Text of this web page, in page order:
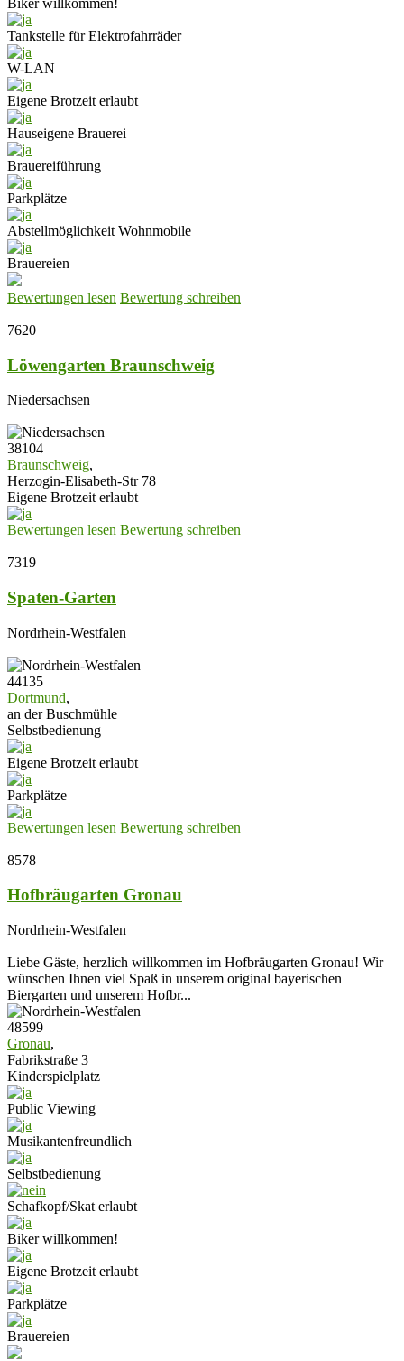
Tankstelle für Elektrofahrräder
W-LAN
Eigene Brotzeit erlaubt
Hauseigene Brauerei
Brauereiführung
Parkplätze
Abstellmöglichkeit Wohnmobile
Brauereien
Bewertungen lesen Bewertung schreiben
7620
Löwengarten Braunschweig
Niedersachsen
38104
Braunschweig,
Herzogin-Elisabeth-Str 78
Eigene Brotzeit erlaubt
Bewertungen lesen Bewertung schreiben
7319
Spaten-Garten
Nordrhein-Westfalen
44135
Dortmund,
an der Buschmühle
Selbstbedienung
Eigene Brotzeit erlaubt
Parkplätze
Bewertungen lesen Bewertung schreiben
8578
Hofbräugarten Gronau
Nordrhein-Westfalen
Liebe Gäste, herzlich willkommen im Hofbräugarten Gronau! Wir
wünschen Ihnen viel Spaß in unserem original bayerischen
Biergarten und unserem Hofbr...
48599
Gronau,
Fabrikstraße 3
Kinderspielplatz
Public Viewing
Musikantenfreundlich
Selbstbedienung
Schafkopf/Skat erlaubt
Biker willkommen!
Eigene Brotzeit erlaubt
Parkplätze
Brauereien